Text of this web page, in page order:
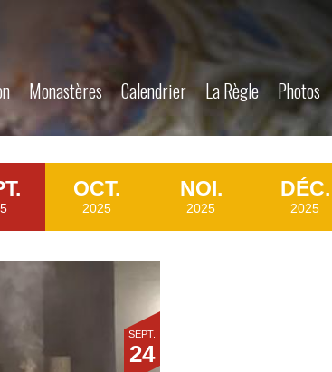
Monastères Calendrier La Règle Photos
OCT.
2025
NOI.
2025
DÉC.
2025
SEPT.
24